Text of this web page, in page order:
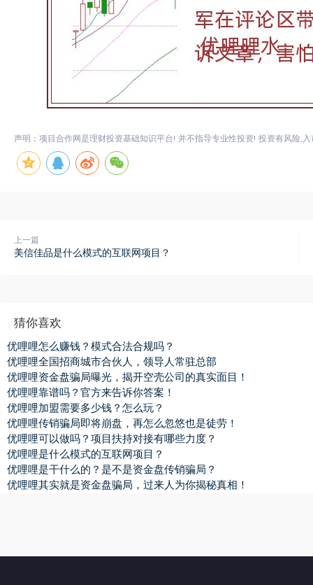
声明：项目合作网是理财投资基础知识平台! 并不指导专业性投资! 投资有风险,入
上一篇
美信佳品是什么模式的互联网项目？
猜你喜欢
优哩哩怎么赚钱？模式合法合规吗？
优哩哩全国招商城市合伙人，领导人常驻总部
优哩哩资金盘骗局曝光，揭开空壳公司的真实面目！
优哩哩靠谱吗？官方来告诉你答案！
优哩哩加盟需要多少钱？怎么玩？
优哩哩传销骗局即将崩盘，再怎么忽悠也是徒劳！
优哩哩可以做吗？项目扶持对接有哪些力度？
优哩哩是什么模式的互联网项目？
优哩哩是干什么的？是不是资金盘传销骗局？
优哩哩其实就是资金盘骗局，过来人为你揭秘真相！